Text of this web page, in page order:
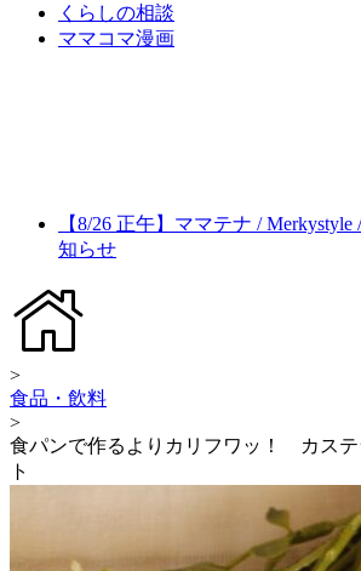
くらしの相談
ママコマ漫画
【8/26 正午】ママテナ /
知らせ
>
食品・飲料
>
食パンで作るよりカリフワッ！ カステ
ト